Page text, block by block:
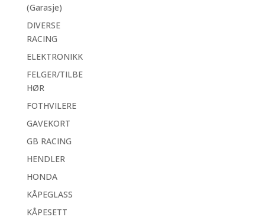
(Garasje)
DIVERSE
RACING
ELEKTRONIKK
FELGER/TILBE
HØR
FOTHVILERE
GAVEKORT
GB RACING
HENDLER
HONDA
KÅPEGLASS
KÅPESETT